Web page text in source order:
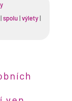
spolu |výlety|